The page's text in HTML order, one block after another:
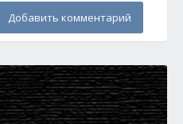
Добавить комментарий